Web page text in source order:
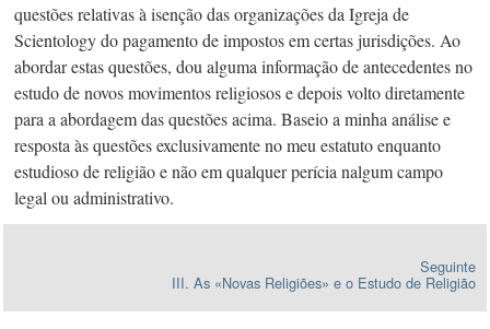
questões relativas à isenção das organizações da Igreja de
Scientology do pagamento de impostos em certas jurisdições. Ao
abordar estas questões, dou alguma informação de antecedentes no
estudo de novos movimentos religiosos e depois volto diretamente
para a abordagem das questões acima. Baseio a minha análise e
resposta às questões exclusivamente no meu estatuto enquanto
estudioso de religião e não em qualquer perícia nalgum campo
legal ou administrativo.
Seguinte
III. As «Novas Religiões» e o Estudo de Religião